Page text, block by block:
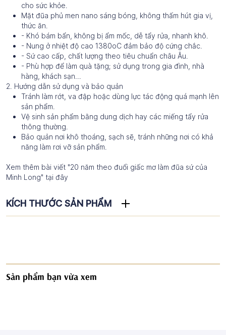
cho sức khỏe.
Mặt đũa phủ men nano sáng bóng, không thấm hút gia vị,
thức ăn.
- Khó bám bẩn, không bị ẩm mốc, dễ tẩy rửa, nhanh khô.
- Nung ở nhiệt độ cao 1380oC đảm bảo độ cứng chắc.
- Sứ cao cấp, chất lượng theo tiêu chuẩn châu Âu.
- Phù hợp để làm quà tặng; sử dụng trong gia đình, nhà
hàng, khách sạn…
2. Hướng dẫn sử dụng và bảo quản
Tránh làm rớt, va đập hoặc dùng lực tác động quá mạnh lên
sản phẩm.
Vệ sinh sản phẩm bằng dung dịch hay các miếng tẩy rửa
thông thường.
Bảo quản nơi khô thoáng, sạch sẽ, tránh những nơi có khả
năng làm rơi vỡ sản phẩm.
Xem thêm bài viết "20 năm theo đuổi giấc mơ làm đũa sứ của
Minh Long" tại đây
KÍCH THƯỚC SẢN PHẨM
Sản phẩm bạn vừa xem